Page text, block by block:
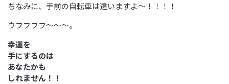
ちなみに、手前の自転車は違いますよ～！！！！
ウフフフフ～～～。
幸運を
手にするのは
あなたかも
しれません！！